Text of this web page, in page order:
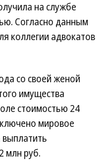
на службе
Согласно данным
коллегии адвокатов
со своей женой
имущества
стоимостью 24
мировое
млн руб.